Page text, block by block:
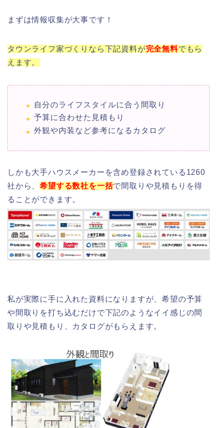
まずは情報収集が大事です！
タウンライフ家づくりなら下記資料が完全無料でもら
えます。
自分のライフスタイルに合う間取り
予算に合わせた見積もり
外観や内装など参考になるカタログ
しかも大手ハウスメーカーを含め登録されている1260
社から、希望する数社を一括で間取りや見積もりを得
ることができます。
私が実際に手に入れた資料になりますが、希望の予算
や間取りを打ち込むだけで下記のようなイイ感じの間
取りや見積もり、カタログがもらえます。